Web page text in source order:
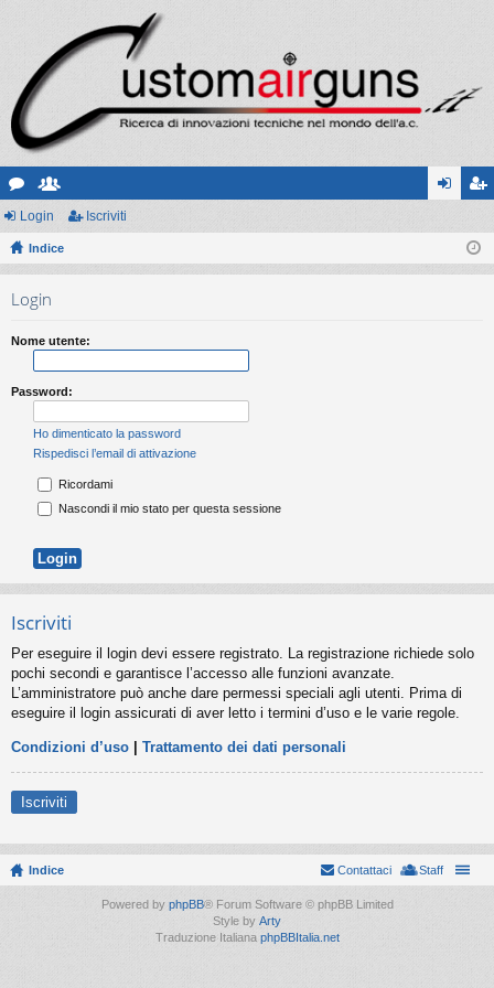
or
u
sc
ritt riv
Login Iscriviti
Indice
Login
Nome utente:
Password:
Ho dimenticato la password
Rispedisci l’email di attivazione
Ricordami
Nascondi il mio stato per questa sessione
Iscriviti
Per eseguire il login devi essere registrato. La registrazione richiede solo
pochi secondi e garantisce l’accesso alle funzioni avanzate.
L’amministratore può anche dare permessi speciali agli utenti. Prima di
eseguire il login assicurati di aver letto i termini d’uso e le varie regole.
Condizioni d’uso Trattamento dei dati personali
Iscriviti
Indice Staff
Contattaci
Powered by phpBB® Forum Software © phpBB Limited
Style by Arty
Traduzione Italiana phpBBItalia.net